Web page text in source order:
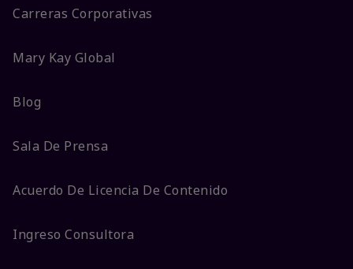
Carreras Corporativas
Mary Kay Global
Blog
Sala De Prensa
Acuerdo De Licencia De Contenido
Ingreso Consultora